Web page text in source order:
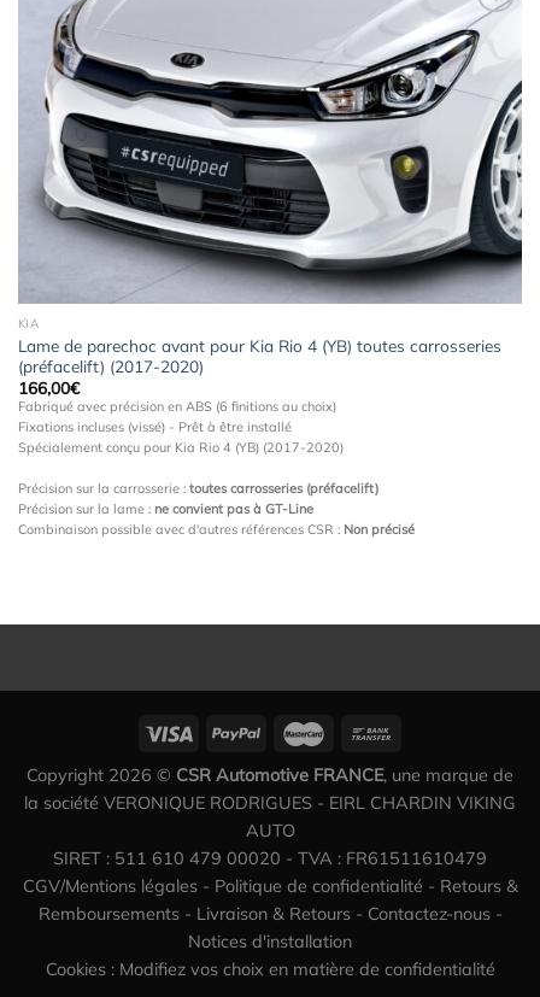
Ajouter
wishlist
KIA
Lame de parechoc avant pour Kia Rio 4 (YB) toutes carrosseries
(préfacelift) (2017-2020)
166,00€
Fabriqué avec précision en ABS (6 finitions au choix)
Fixations incluses (vissé) - Prêt à être installé
Spécialement conçu pour Kia Rio 4 (YB) (2017-2020)
Précision sur la carrosserie : toutes carrosseries (préfacelift)
Précision sur la lame : ne convient pas à GT-Line
Combinaison possible avec d'autres références CSR : Non précisé
Copyright 2026 © CSR Automotive FRANCE, une marque de
la société VERONIQUE RODRIGUES - EIRL CHARDIN VIKING
AUTO
SIRET : 511 610 479 00020 - TVA : FR61511610479
CGV/Mentions légales- Politique de confidentialité - Retours &
Remboursements- Livraison & Retours- Contactez-nous-
Notices d'installation
Cookies : Modifiez vos choix en matière de confidentialité